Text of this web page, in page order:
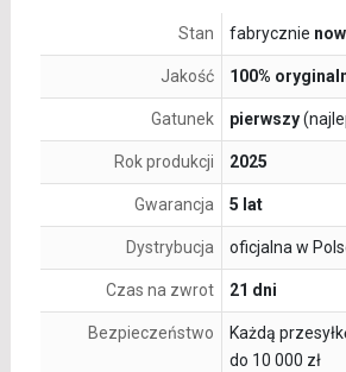
Stan fabrycznie
Jakość 100%
Gatunek pierwszy
Rok produkcji 2025
Gwarancja 5 lat
Dystrybucja oficjalna w
Czas na zwrot 21 dni
Bezpieczeństwo
Każdą
do 10 000 zł